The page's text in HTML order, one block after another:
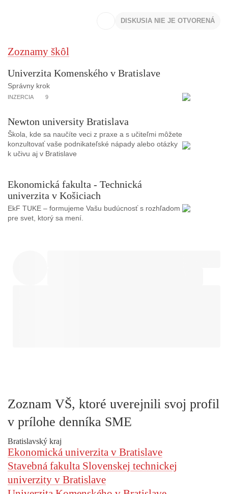
DISKUSIA NIE JE OTVORENÁ
Zoznamy škôl
Univerzita Komenského v Bratislave
Správny krok
INZERCIA 9
Newton university Bratislava
Škola, kde sa naučíte veci z praxe a s učiteľmi môžete
konzultovať vaše podnikateľské nápady alebo otázky
k učivu aj v Bratislave
Ekonomická fakulta - Technická
univerzita v Košiciach
EkF TUKE – formujeme Vašu budúcnosť s rozhľadom
pre svet, ktorý sa mení.
Zoznam VŠ, ktoré uverejnili svoj profil
v prílohe denníka SME
Bratislavský kraj
Ekonomická univerzita v Bratislave
Stavebná fakulta Slovenskej technickej
univerzity v Bratislave